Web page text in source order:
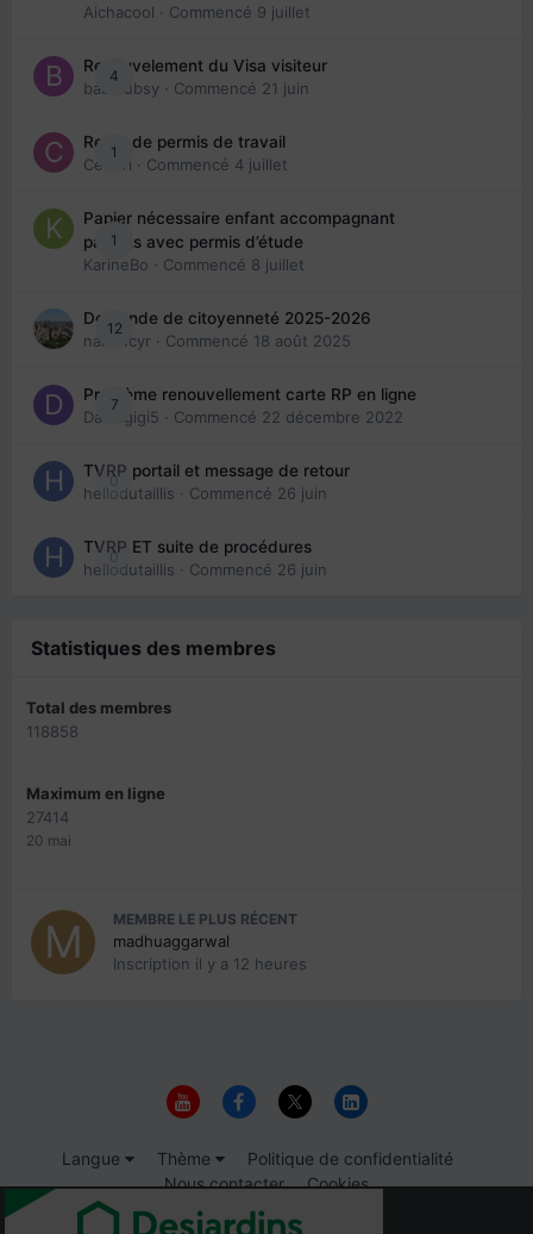
Aichacool · Commencé 9 juillet
4
Renouvelement du Visa visiteur
babibubsy · Commencé 21 juin
1
Refus de permis de travail
Cedbri · Commencé 4 juillet
1
Papier nécessaire enfant accompagnant
parents avec permis d’étude
KarineBo · Commencé 8 juillet
12
Demande de citoyenneté 2025-2026
nanancyr · Commencé 18 août 2025
7
Problème renouvellement carte RP en ligne
Davidgigi5 · Commencé 22 décembre 2022
0
TVRP portail et message de retour
hellodutaillis · Commencé 26 juin
0
TVRP ET suite de procédures
hellodutaillis · Commencé 26 juin
Statistiques des membres
Total des membres
118858
Maximum en ligne
27414
20 mai
MEMBRE LE PLUS RÉCENT
madhuaggarwal
Inscription il y a 12 heures
Langue Thème
Politique de confidentialité
Nous contacter
Cookies
© 1999-2026 Immigrer.com Inc.